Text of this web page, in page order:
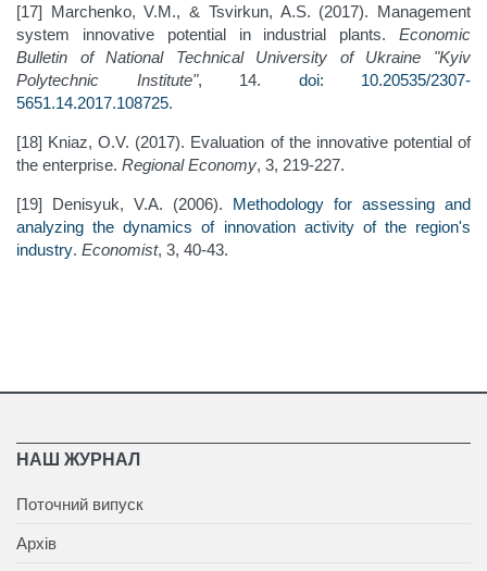
[17] Marchenko, V.M., & Tsvirkun, A.S. (2017). Management
system innovative potential in industrial plants.
Economic
Bulletin of National Technical University of Ukraine "Kyiv
Polytechnic Institute", 14. doi: 10.20535/2307-
5651.14.2017.108725.
[18] Kniaz, O.V. (2017). Evaluation of the innovative potential of
the enterprise. Regional Economy, 3, 219-227.
[19] Denisyuk, V.A. (2006). Methodology for assessing and
analyzing the dynamics of innovation activity of the region's
industry. Economist, 3, 40-43.
НАШ ЖУРНАЛ
Поточний випуск
Архів